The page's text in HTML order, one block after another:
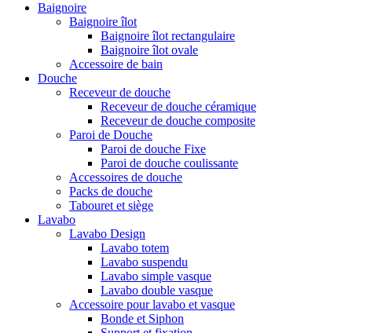
Baignoire
Baignoire îlot
Baignoire îlot rectangulaire
Baignoire îlot ovale
Accessoire de bain
Douche
Receveur de douche
Receveur de douche céramique
Receveur de douche composite
Paroi de Douche
Paroi de douche Fixe
Paroi de douche coulissante
Accessoires de douche
Packs de douche
Tabouret et siège
Lavabo
Lavabo Design
Lavabo totem
Lavabo suspendu
Lavabo simple vasque
Lavabo double vasque
Accessoire pour lavabo et vasque
Bonde et Siphon